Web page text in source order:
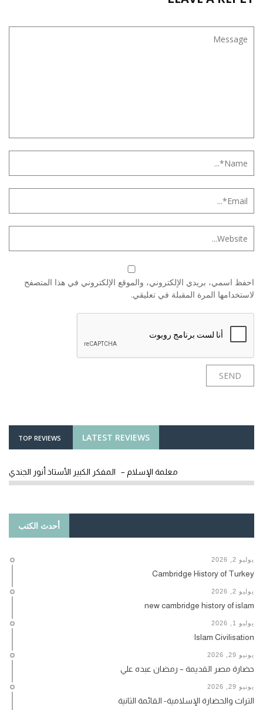
احفظ اسمي، بريدي الإلكتروني، والموقع الإلكتروني في هذا المتصفح
لاستخدامها المرة المقبلة في تعليقي.
LATEST REVIEWS
TOP REVIEWS
معلمة الإسلام – المفكر الكبير الأستاذ أنور الجندي
أحدث الكتب
يوليو 2, 2026
Cambridge History of Turkey
يوليو 2, 2026
new cambridge history of islam
يوليو 1, 2026
Islam Civilisation
يونيو 29, 2026
حضارة مصر القديمة – رمضان عبده علي
يونيو 29, 2026
التراث والحضارة الإسلامية- القائمة الثانية